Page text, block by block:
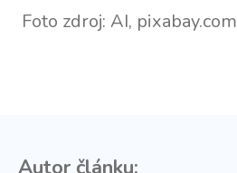
Foto zdroj: AI, pixabay.com
Autor článku: